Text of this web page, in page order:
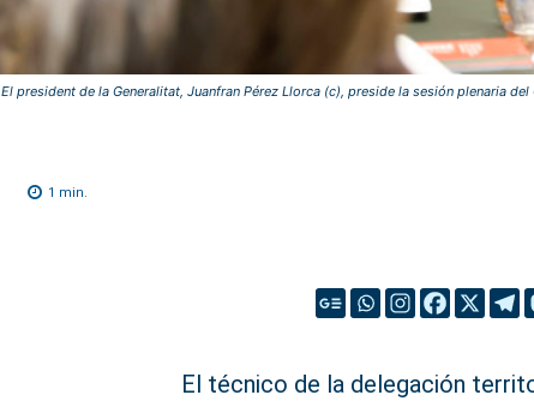
El president de la Generalitat, Juanfran Pérez Llorca (c), preside la sesión plenaria
1 min.
El técnico de la delegación